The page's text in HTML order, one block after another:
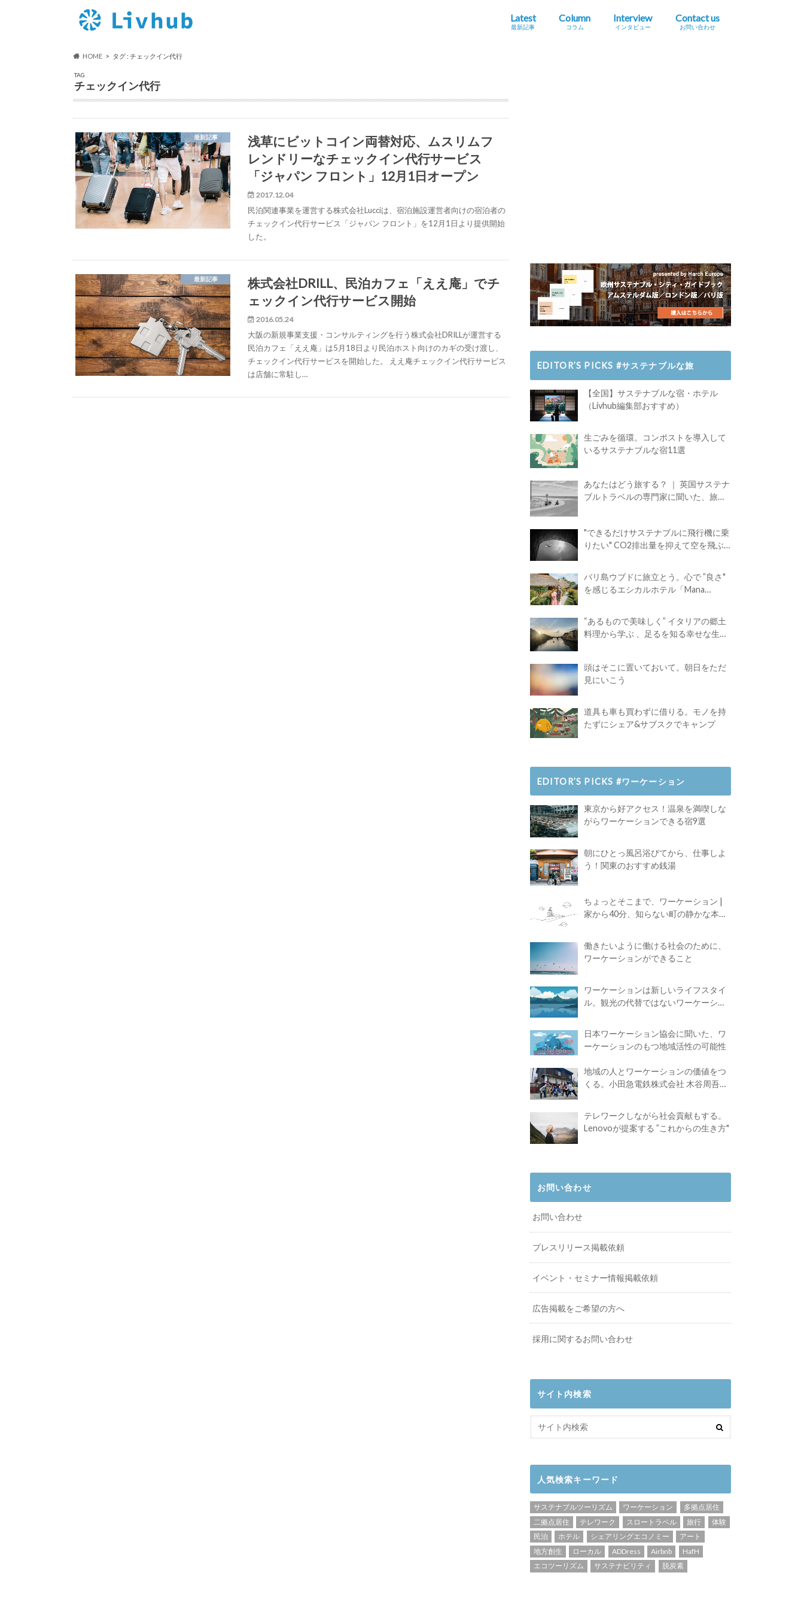
Latest
最新記事
Column
コラム
Interview
インタビュー
Contact us
お問い合わせ
HOME タグ : チェックイン代行
TAG
チェックイン代行
最新記事
浅草にビットコイン両替対応、ムスリムフ
レンドリーなチェックイン代行サービス
「ジャパン フロント」12月1日オープン
2017.12.04
民泊関連事業を運営する株式会社Lucciは、宿泊施設運営者向けの宿泊者の
チェックイン代行サービス「ジャパン フロント」を12月1日より提供開始
した。
最新記事
株式会社DRILL、民泊カフェ「ええ庵」でチ
ェックイン代行サービス開始
2016.05.24
大阪の新規事業支援・コンサルティングを行う株式会社DRILLが運営する
民泊カフェ「ええ庵」は5月18日より民泊ホスト向けのカギの受け渡し、
チェックイン代行サービスを開始した。 ええ庵チェックイン代行サービス
は店舗に常駐し…
EDITOR’S PICKS #サステナブルな旅
【全国】サステナブルな宿・ホテル
（Livhub編集部おすすめ）
生ごみを循環。コンポストを導入して
いるサステナブルな宿11選
あなたはどう旅する？ ｜ 英国サステナ
ブルトラベルの専門家に聞いた、旅の
"できるだけサステナブルに飛行機に乗
りたい" CO2排出量を抑えて空を飛ぶ
バリ島ウブドに旅立とう。心で ”良さ"
を感じるエシカルホテル「Mana
“あるもので美味しく” イタリアの郷土
料理から学ぶ 、足るを知る幸せな生き
頭はそこに置いておいて。朝日をただ
見にいこう
道具も車も買わずに借りる。モノを持
たずにシェア&サブスクでキャンプ
EDITOR’S PICKS #ワーケーション
東京から好アクセス！温泉を満喫しな
がらワーケーションできる宿9選
朝にひとっ風呂浴びてから、仕事しよ
う！関東のおすすめ銭湯
ちょっとそこまで、ワーケーション |
家から40分、知らない町の静かな本屋
働きたいように働ける社会のために、
ワーケーションができること
ワーケーションは新しいライフスタイ
ル。観光の代替ではないワーケーショ
日本ワーケーション協会に聞いた、ワ
ーケーションのもつ地域活性の可能性
地域の人とワーケーションの価値をつ
くる。小田急電鉄株式会社 木谷周吾さ
テレワークしながら社会貢献もする。
Lenovoが提案する ”これからの生き方"
お問い合わせ
お問い合わせ
プレスリリース掲載依頼
イベント・セミナー情報掲載依頼
広告掲載をご希望の方へ
採用に関するお問い合わせ
サイト内検索
人気検索キーワード
サステナブルツーリズム ワーケーション
多拠点居住
二拠点居住
テレワーク スロートラベル 旅行
体験
民泊
ホテル シェアリングエコノミー
アート
地方創生
ローカル ADDress Airbnb
HafH
エコツーリズム
サステナビリティ 脱炭素